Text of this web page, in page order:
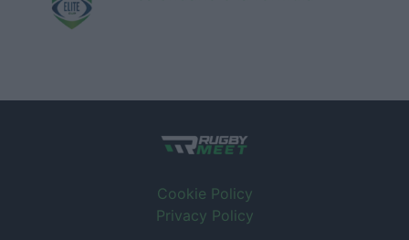
Cookie Policy
Privacy Policy